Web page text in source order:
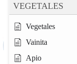
VEGETALES
Vegetales
Vainita
Apio